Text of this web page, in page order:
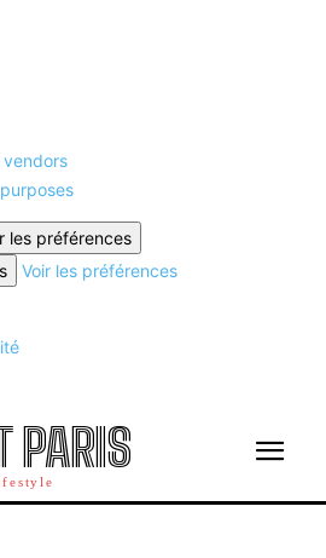
vendors
les préférences
Voir les préférences
PARIS